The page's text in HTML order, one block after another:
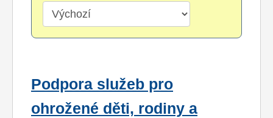
Podpora služeb pro
ohrožené děti, rodiny a